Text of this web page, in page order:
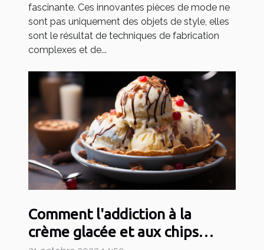
fascinante. Ces innovantes pièces de mode ne
sont pas uniquement des objets de style, elles
sont le résultat de techniques de fabrication
complexes et de...
Comment l'addiction à la
crème glacée et aux chips